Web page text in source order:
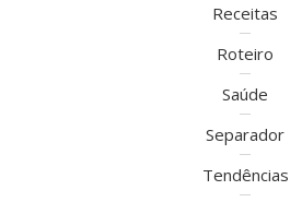
Receitas
Roteiro
Saúde
Separador
Tendências